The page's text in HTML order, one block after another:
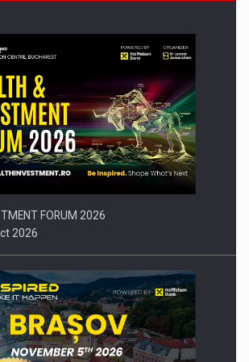
Joburile part-time reincep sa intre pe…
FORUM 2026
2026